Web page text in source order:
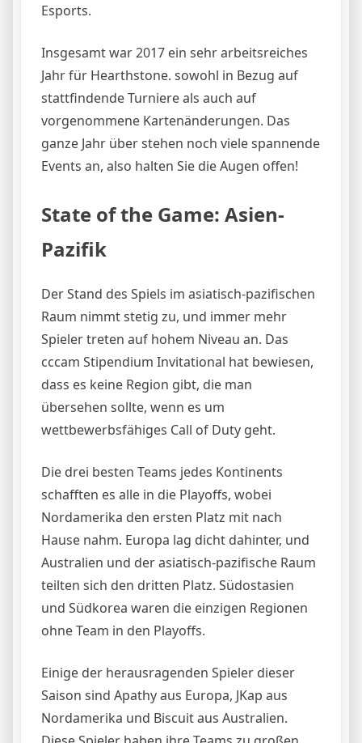
Esports.
Insgesamt war 2017 ein sehr arbeitsreiches
Jahr für Hearthstone. sowohl in Bezug auf
stattfindende Turniere als auch auf
vorgenommene Kartenänderungen. Das
ganze Jahr über stehen noch viele spannende
Events an, also halten Sie die Augen offen!
State of the Game: Asien-
Pazifik
Der Stand des Spiels im asiatisch-pazifischen
Raum nimmt stetig zu, und immer mehr
Spieler treten auf hohem Niveau an. Das
cccam Stipendium Invitational hat bewiesen,
dass es keine Region gibt, die man
übersehen sollte, wenn es um
wettbewerbsfähiges Call of Duty geht.
Die drei besten Teams jedes Kontinents
schafften es alle in die Playoffs, wobei
Nordamerika den ersten Platz mit nach
Hause nahm. Europa lag dicht dahinter, und
Australien und der asiatisch-pazifische Raum
teilten sich den dritten Platz. Südostasien
und Südkorea waren die einzigen Regionen
ohne Team in den Playoffs.
Einige der herausragenden Spieler dieser
Saison sind Apathy aus Europa, JKap aus
Nordamerika und Biscuit aus Australien.